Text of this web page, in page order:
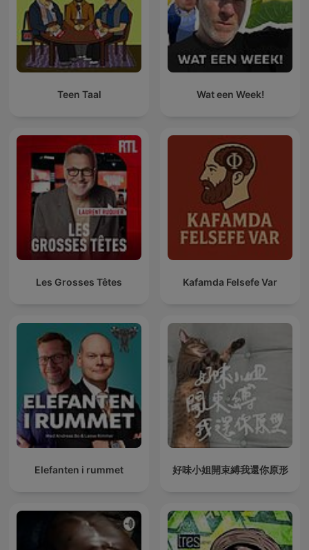
Teen Taal Wat een Week!
Les Grosses Têtes Kafamda Felsefe Var
Elefanten i rummet 好味小姐開束縛我還你原形